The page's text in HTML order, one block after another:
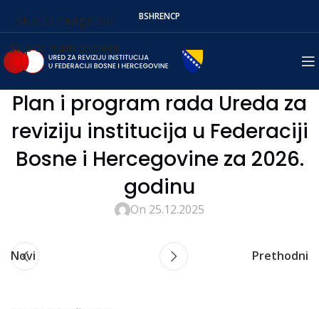
Skip to navigation
Skip to main content
BSHRENСР
Plan i program rada Ureda za
reviziju institucija u Federaciji
Bosne i Hercegovine za 2026.
godinu
On 25.12.2025
Novi Prethodni